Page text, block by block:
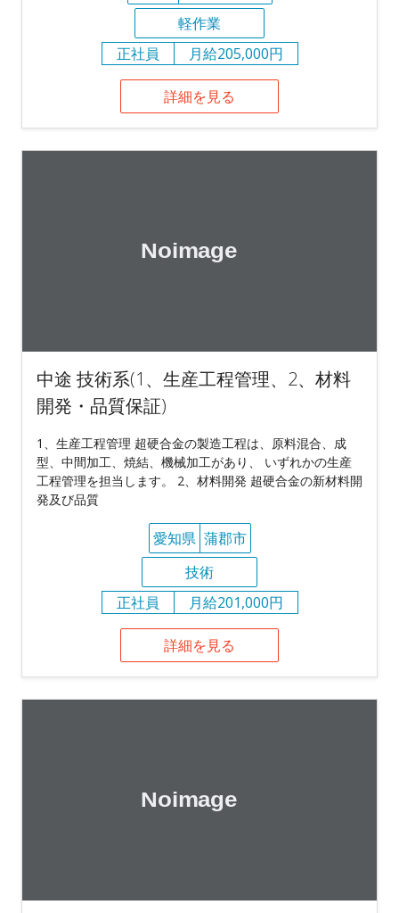
軽作業
正社員
月給205,000円
詳細を見る
中途 技術系(1、生産工程管理、2、材料
開発・品質保証)
1、生産工程管理 超硬合金の製造工程は、原料混合、成
型、中間加工、焼結、機械加工があり、 いずれかの生産
工程管理を担当します。 2、材料開発 超硬合金の新材料開
発及び品質
愛知県 蒲郡市
技術
正社員
月給201,000円
詳細を見る